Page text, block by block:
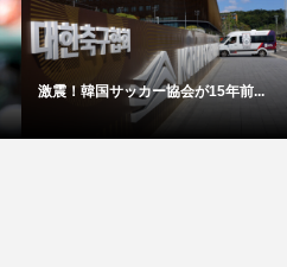
激震！韓国サッカー協会が15年前...